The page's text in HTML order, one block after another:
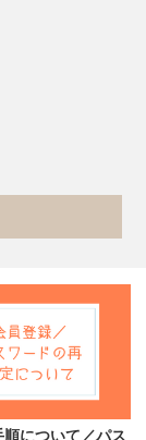
について／パス